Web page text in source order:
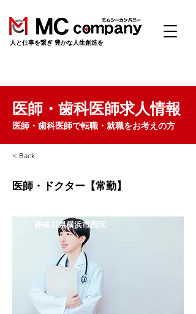
​人と仕事を繋ぎ 豊かな人生創造を
医師・歯科医師求人情報
医師・歯科医師で転職・就職をお考えの方
< Back
医師・ドクター【常勤】
神奈川県横浜市西区